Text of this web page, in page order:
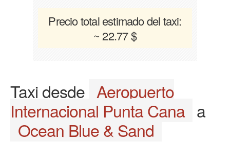
Precio total estimado del taxi:
~ 22.77 $
Taxi desde Aeropuerto
Internacional Punta Cana a
Ocean Blue & Sand